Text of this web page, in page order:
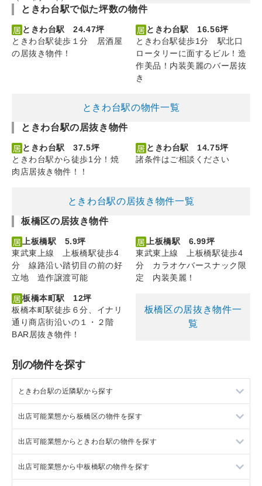
ときわ台駅で似た坪数の物件
ときわ台駅 24.47坪
ときわ台駅徒歩１分 居酒屋
の居抜き物件！
ときわ台駅 16.56坪
ときわ台駅徒歩1分 駅北口
ロータリーに面するビル！造
作美品！内装美麗のバー居抜
き
ときわ台駅の物件一覧
ときわ台駅の居抜き物件
ときわ台駅 37.5坪
ときわ台駅から徒歩1分！焼
肉店居抜き物件！！
ときわ台駅 14.75坪
諸条件はご相談ください
ときわ台駅の居抜き物件一覧
板橋区の居抜き物件
上板橋駅 5.9坪
東武東上線 上板橋駅徒歩4
分 線路沿い踏切目の前の好
立地 造作譲渡可能
上板橋駅 6.99坪
東武東上線 上板橋駅徒歩4
分 カラオケバースナック限
定 内装美麗！
板橋本町駅 12坪
板橋本町駅徒歩６分、イナリ
通り商店街沿いの１・２階
BAR居抜き物件！
板橋区の居抜き物件一
覧
別の物件を探す
ときわ台駅の近隣駅から探す
上板橋駅の店舗物件・貸店舗・テナント一覧
中板橋駅の店舗物件・貸店舗・テナント一覧
東武練馬駅の店舗物件・貸店舗・テナント一覧
出店可能業態から板橋区の物件を探す
板橋区の美容室・理容室を出店可能な店舗物件・貸店舗・テナ
出店可能業態からときわ台駅の物件を探す
ときわ台駅の美容室・理容室を出店可能な店舗物件・貸店舗・
出店可能業態から中板橋駅の物件を探す